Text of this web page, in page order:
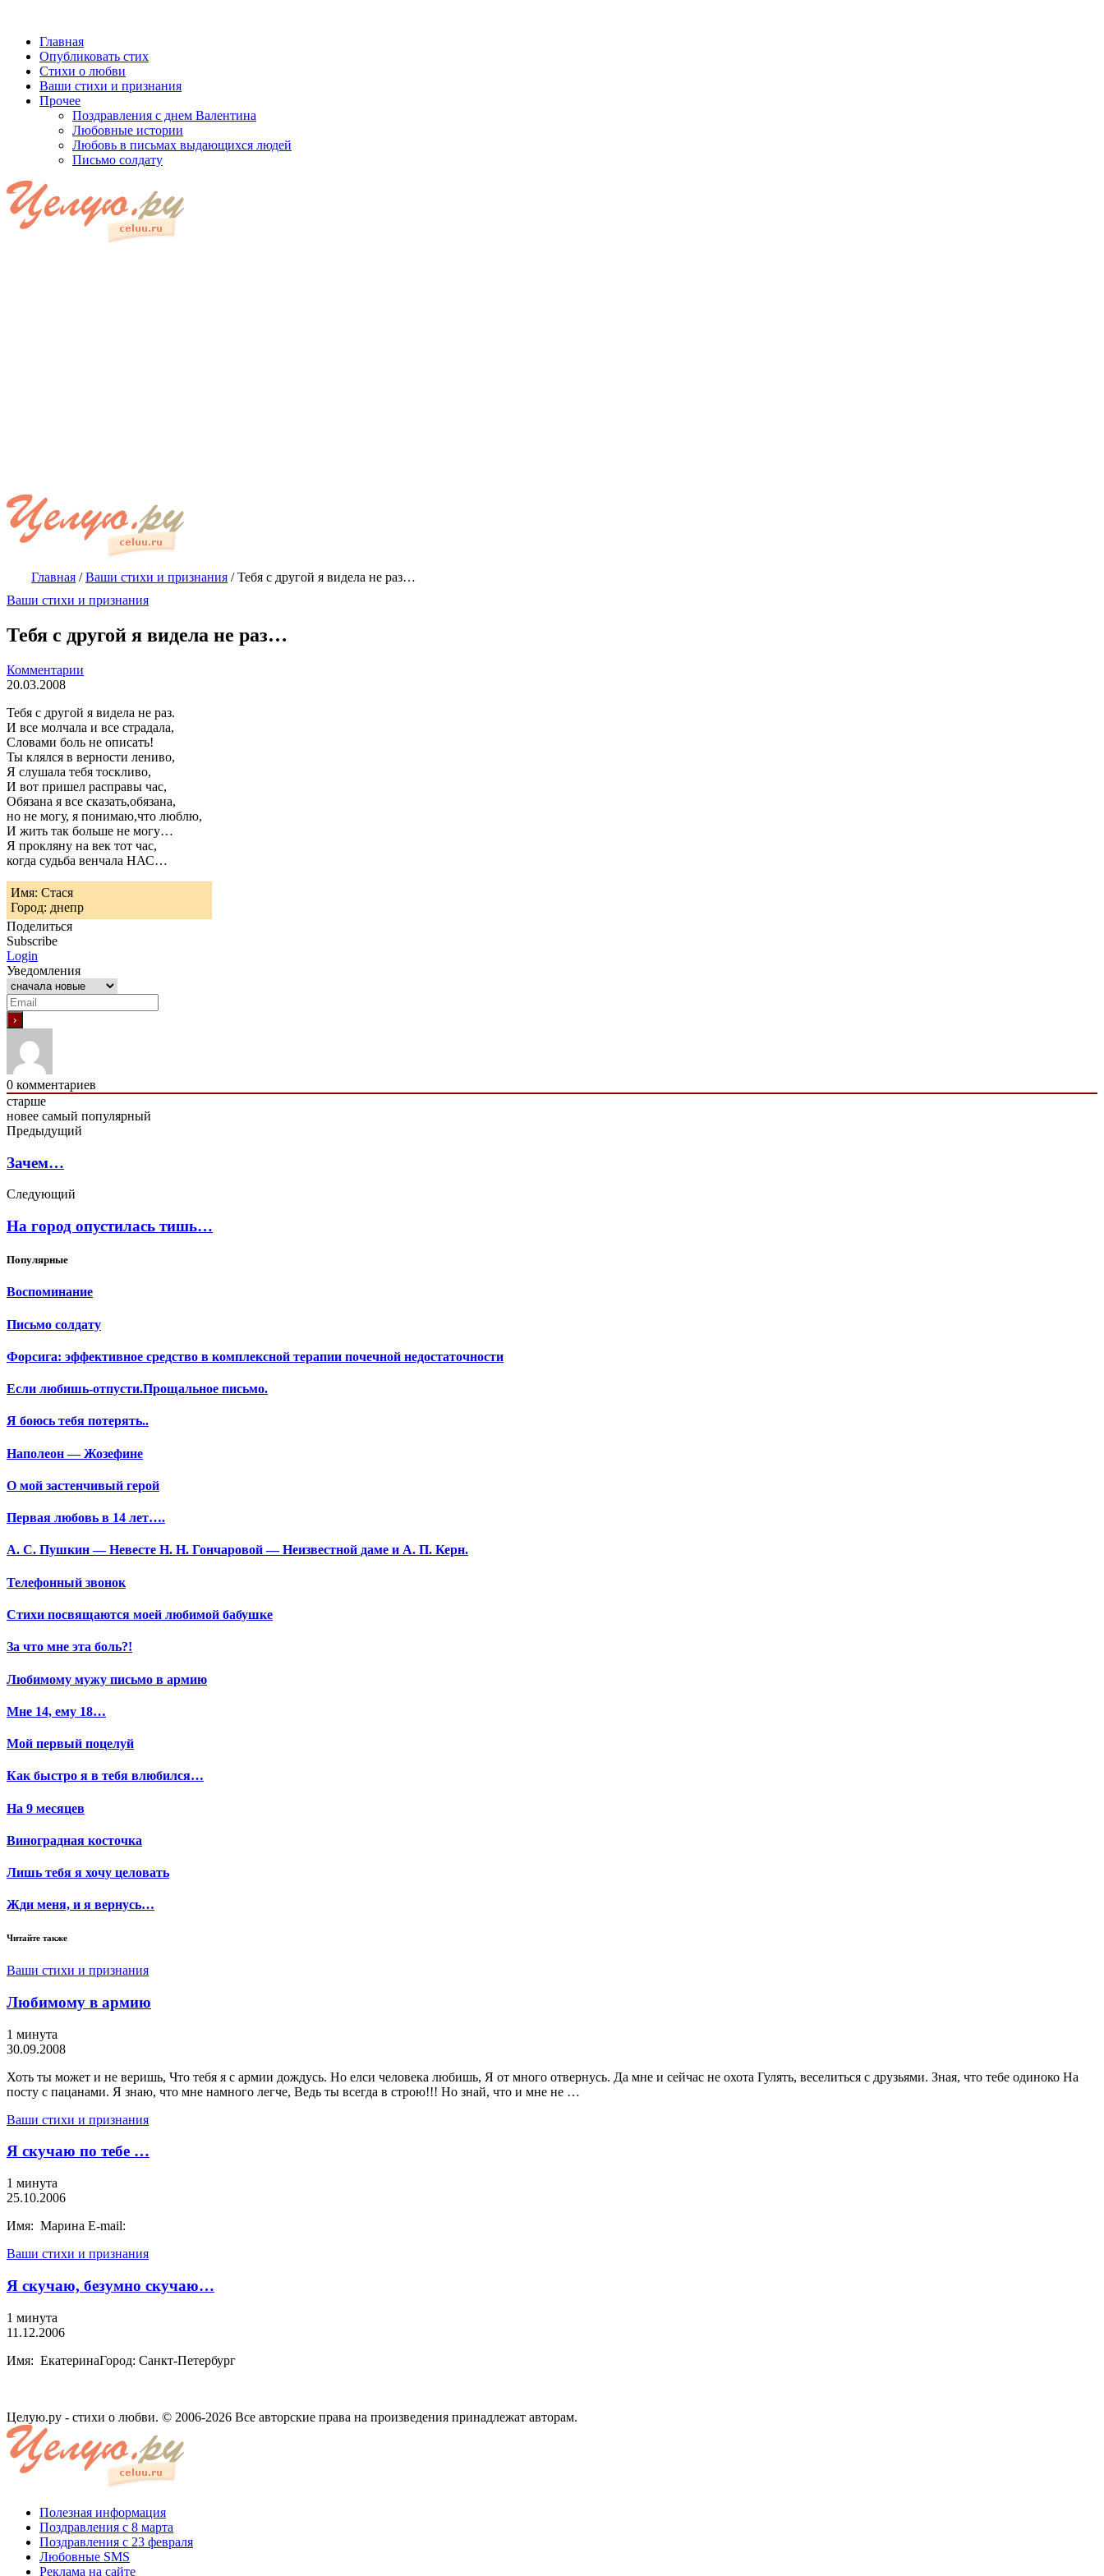
Главная
Опубликовать стих
Стихи о любви
Ваши стихи и признания
Прочее
Поздравления с днем Валентина
Любовные истории
Любовь в письмах выдающихся людей
Письмо солдату
Главная /Ваши стихи и признания /Тебя с другой я видела не раз…
Ваши стихи и признания
Тебя с другой я видела не раз…
Комментарии
20.03.2008
Тебя с другой я видела не раз.
И все молчала и все страдала,
Словами боль не описать!
Ты клялся в верности лениво,
Я слушала тебя тоскливо,
И вот пришел расправы час,
Обязана я все сказать,обязана,
но не могу, я понимаю,что люблю,
И жить так больше не могу…
Я прокляну на век тот час,
когда судьба венчала НАС…
Имя: Стася
Город: днепр
Поделиться
Subscribe
Login
Уведомления
0 комментариев
старше
новее самый популярный
Предыдущий
Зачем…
Следующий
На город опустилась тишь…
Популярные
Воспоминание
Письмо солдату
Форсига: эффективное средство в комплексной терапии почечной недостаточности
Если любишь-отпусти.Прощальное письмо.
Я боюсь тебя потерять..
Наполеон — Жозефине
О мой застенчивый герой
Первая любовь в 14 лет….
А. С. Пушкин — Невесте Н. Н. Гончаровой — Неизвестной даме и А. П. Керн.
Телефонный звонок
Стихи посвящаются моей любимой бабушке
За что мне эта боль?!
Любимому мужу письмо в армию
Мне 14, ему 18…
Мой первый поцелуй
Как быстро я в тебя влюбился…
На 9 месяцев
Виноградная косточка
Лишь тебя я хочу целовать
Жди меня, и я вернусь…
Читайте также
Ваши стихи и признания
Любимому в армию
1 минута
30.09.2008
Хоть ты может и не веришь, Что тебя я с армии дождусь. Но елси человека любишь, Я от много отвернусь. Да мне и сейчас не охота Гулять, веселиться с друзьями. Зная, что тебе одиноко На
посту с пацанами. Я знаю, что мне намного легче, Ведь ты всегда в строю!!! Но знай, что и мне не …
Ваши стихи и признания
Я скучаю по тебе …
1 минута
25.10.2006
Имя: Марина E-mail:
Ваши стихи и признания
Я скучаю, безумно скучаю…
1 минута
11.12.2006
Имя: ЕкатеринаГород: Санкт-Петербург
Целую.ру - стихи о любви. © 2006-2026 Все авторские права на произведения принадлежат авторам.
Полезная информация
Поздравления с 8 марта
Поздравления с 23 февраля
Любовные SMS
Реклама на сайте